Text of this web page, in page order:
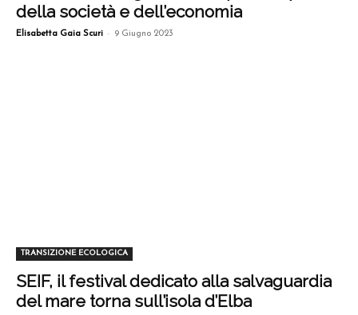
della società e dell’economia
Elisabetta Gaia Scuri - 9 Giugno 2023
TRANSIZIONE ECOLOGICA
SEIF, il festival dedicato alla salvaguardia
del mare torna sull’isola d’Elba